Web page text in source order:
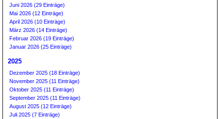
Juni 2026 (29 Einträge)
Mai 2026 (12 Einträge)
April 2026 (10 Einträge)
März 2026 (14 Einträge)
Februar 2026 (19 Einträge)
Januar 2026 (25 Einträge)
2025
Dezember 2025 (18 Einträge)
November 2025 (11 Einträge)
Oktober 2025 (11 Einträge)
September 2025 (11 Einträge)
August 2025 (12 Einträge)
Juli 2025 (7 Einträge)